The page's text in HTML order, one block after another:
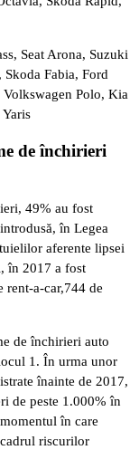
Seat Arona, Suzuki
Fabia, Ford
Polo, Kia
de închirieri
49% au fost
în Legea
aferente lipsei
în 2017 a fost
rent-a-car,744 de
de închirieri auto
1. În urma unor
înainte de 2017,
de peste 1.000% în
în care
riscurilor